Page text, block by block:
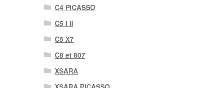
C4 PICASSO
C5 I II
C5 X7
C8 et 807
XSARA